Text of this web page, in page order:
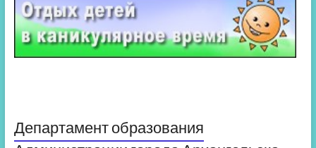
Департамент образования